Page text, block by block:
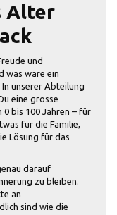
Alter
und
was wäre ein
unserer Abteilung
eine grosse
bis 100 Jahren – für
für die Familie,
Lösung für das
darauf
zu bleiben.
an
sind wie die